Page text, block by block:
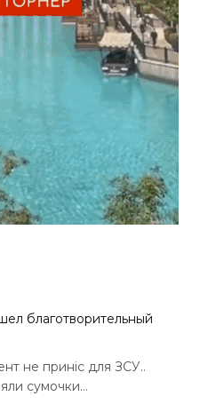
благотворительный
не приніс для ЗСУ..
сумочки…